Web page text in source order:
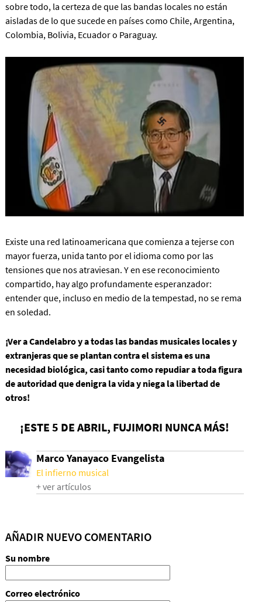
sobre todo, la certeza de que las bandas locales no están
aisladas de lo que sucede en países como Chile, Argentina,
Colombia, Bolivia, Ecuador o Paraguay.
Existe una red latinoamericana que comienza a tejerse con
mayor fuerza, unida tanto por el idioma como por las
tensiones que nos atraviesan. Y en ese reconocimiento
compartido, hay algo profundamente esperanzador:
entender que, incluso en medio de la tempestad, no se rema
en soledad.
¡Ver a Candelabro y a todas las bandas musicales locales y
extranjeras que se plantan contra el sistema es una
necesidad biológica, casi tanto como repudiar a toda figura
de autoridad que denigra la vida y niega la libertad de
otros!
¡ESTE 5 DE ABRIL, FUJIMORI NUNCA MÁS!
Marco Yanayaco Evangelista
El infierno musical
+ ver artículos
AÑADIR NUEVO COMENTARIO
Su nombre
Correo electrónico